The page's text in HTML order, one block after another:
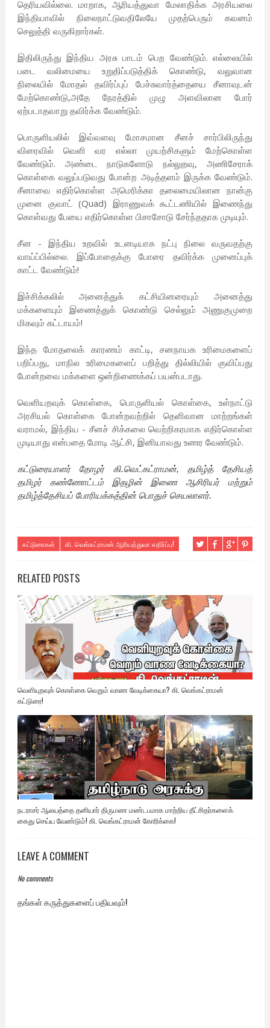
தெரியவில்லை. மாறாக, ஆரியத்துவா மேலாதிக்க அரசியலை
இந்தியாவில் நிலைநாட்டுவதிலேயே முதற்பெரும் கவனம்
செலுத்தி வருகிறார்கள்.
இதிலிருந்து இந்திய அரசு பாடம் பெற வேண்டும். எல்லையில்
படை வலிமையை உறுதிப்படுத்திக் கொண்டு, வலுவான
நிலையில் மோதல் தவிர்ப்புப் பேச்சுவார்த்தையை சீனாவுடன்
மேற்கொண்டு,அதே நேரத்தில் முழு அளவிலான போர்
ஏற்படாதவாறு தவிர்க்க வேண்டும்.
பொருளியலில் இவ்வளவு மோசமான சீனச் சார்பிலிருந்து
விரைவில் வெளி வர எல்லா முயற்சிகளும் மேற்கொள்ள
வேண்டும். அண்டை நாடுகளோடு நல்லுறவு, அணிசேராக்
கொள்கை வலுப்படுவது போன்ற அடித்தளம் இருக்க வேண்டும்.
சீனாவை எதிர்கொள்ள அமெரிக்கா தலைமையிலான நான்கு
முனை குவாட் (Quad) இராணுவக் கூட்டணியில் இணைந்து
கொள்வது பேயை எதிர்கொள்ள பிசாசோடு சேர்ந்ததாக முடியும்.
சீன - இந்திய உறவில் உடனடியாக நட்பு நிலை வருவதற்கு
வாய்ப்பில்லை. இப்போதைக்கு போரை தவிர்க்க முனைப்புக்
காட்ட வேண்டும்!
இச்சிக்கலில் அனைத்துக் கட்சியினரையும் அனைத்து
மக்களையும் இணைத்துக் கொண்டு செல்லும் அணுகுமுறை
மிகவும் கட்டாயம்!
இந்த மோதலைக் காரணம் காட்டி, சனநாயக உரிமைகளைப்
பறிப்பது, மாநில உரிமைகளைப் பறித்து தில்லியில் குவிப்பது
போன்றவை மக்களை ஒன்றிணைக்கப் பயன்படாது.
வெளியறவுக் கொள்கை, பொருளியல் கொள்கை, உள்நாட்டு
அரசியல் கொள்கை போன்றவற்றில் தெளிவான மாற்றங்கள்
வராமல், இந்திய - சீனச் சிக்கலை வெற்றிகரமாக எதிர்கொள்ள
முடியாது என்பதை மோடி ஆட்சி, இனியாவது உணர வேண்டும்.
கட்டுரையாளர் தோழர் கி.வெட்கட்ராமன், தமிழ்த் தேசியத்
தமிழர் கண்ணோட்டம் இதழின் இணை ஆசிரியர் மற்றும்
தமிழ்த்தேசியப் போரியக்கத்தின் பொதுச் செயலாளர்.
கட்டுரைகள் கி. வெங்கட்ராமன் ஆரியத்துவா எதிர்ப்பு!
RELATED POSTS
வெளியுறவுக் கொள்கை வெறும் வாண வேடிக்கையா? கி. வெங்கட்ராமன்
கட்டுரை!
நடராசர் ஆலயத்தை தனியார் திருமண மண்டபமாக மாற்றிய தீட்சிதர்களைக்
கைது செய்ய வேண்டும்! கி. வெங்கட்ராமன் கோரிக்கை!
LEAVE A COMMENT
No comments
தங்கள் கருத்துகளைப் பதியவும்!